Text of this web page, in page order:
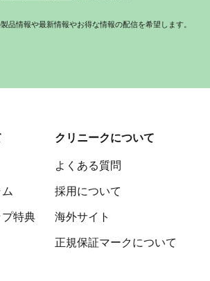
品情報や最新情報やお得な情報の配信を希望します。
特典
クリニークについて
よくある質問
採用について
海外サイト
正規保証マークについて